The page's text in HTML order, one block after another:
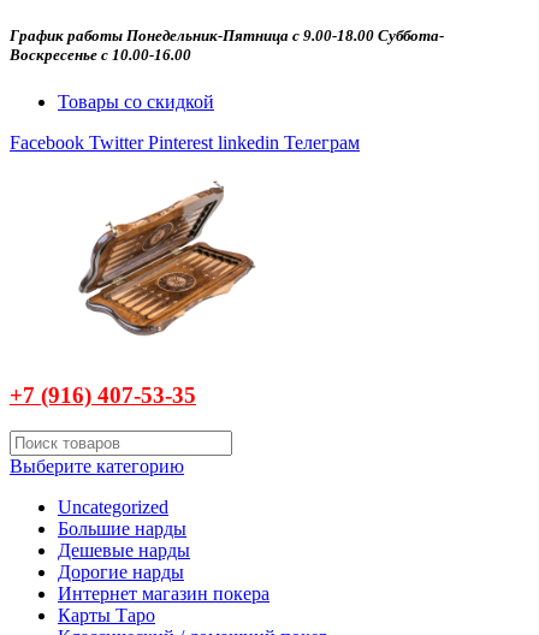
График работы Понедельник-Пятница с 9.00-18.00 Суббота-
Воскресенье с 10.00-16.00
Товары со скидкой
Facebook Twitter Pinterest linkedin Телеграм
+7 (916) 407-53-35
Выберите категорию
Uncategorized
Большие нарды
Дешевые нарды
Дорогие нарды
Интернет магазин покера
Карты Таро